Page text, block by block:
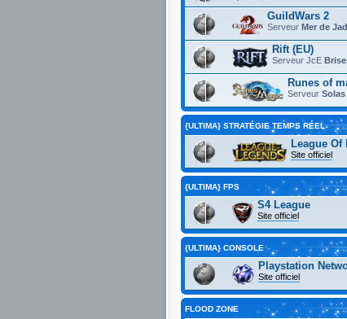
GuildWars 2
Serveur Mer de
Rift (EU)
Serveur JcE
Runes of
Serveur Solas
{ULTIMA} STRATÉGIE TEMPS RÉEL
League Of
Site officiel
{ULTIMA} FPS
S4 League
Site officiel
{ULTIMA} CONSOLE
Playstation
Site officiel
FLOOD ZONE